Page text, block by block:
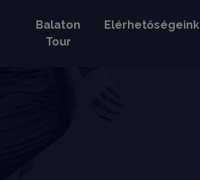
Balaton
Tour
Elérhetőségeink